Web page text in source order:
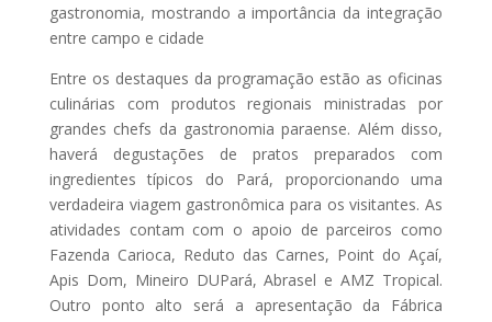
gastronomia, mostrando a importância da integração
entre campo e cidade
Entre os destaques da programação estão as oficinas
culinárias com produtos regionais ministradas por
grandes chefs da gastronomia paraense. Além disso,
haverá degustações de pratos preparados com
ingredientes típicos do Pará, proporcionando uma
verdadeira viagem gastronômica para os visitantes. As
atividades contam com o apoio de parceiros como
Fazenda Carioca, Reduto das Carnes, Point do Açaí,
Apis Dom, Mineiro DUPará, Abrasel e AMZ Tropical.
Outro ponto alto será a apresentação da Fábrica